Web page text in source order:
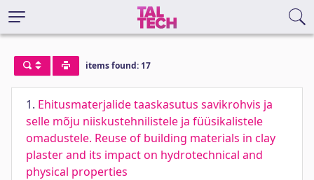
items found: 17
1. Ehitusmaterjalide taaskasutus savikrohvis ja
selle mõju niiskustehnilistele ja füüsikalistele
omadustele. Reuse of building materials in clay
plaster and its impact on hydrotechnical and
physical properties